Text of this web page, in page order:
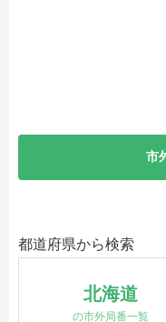
市
都道府県から検索
北海道
の市外局番一覧